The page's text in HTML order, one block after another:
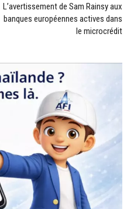
L’avertissement de Sam Rainsy aux
banques européennes actives dans
le microcrédit